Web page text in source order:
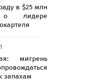
в $25 млн
лидере
мигрень
запахам